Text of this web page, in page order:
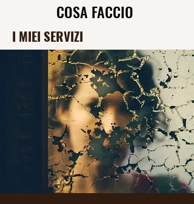
COSA FACCIO
I MIEI SERVIZI